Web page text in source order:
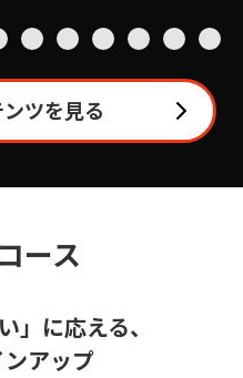
ツを見る
ース
」に応える、
アップ